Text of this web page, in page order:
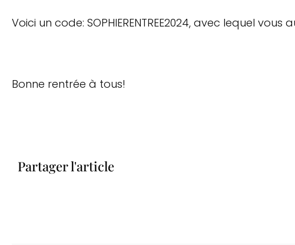
Voici un code: SOPHIERENTREE2024, avec lequel vous
Bonne rentrée à tous!
Partager l'article